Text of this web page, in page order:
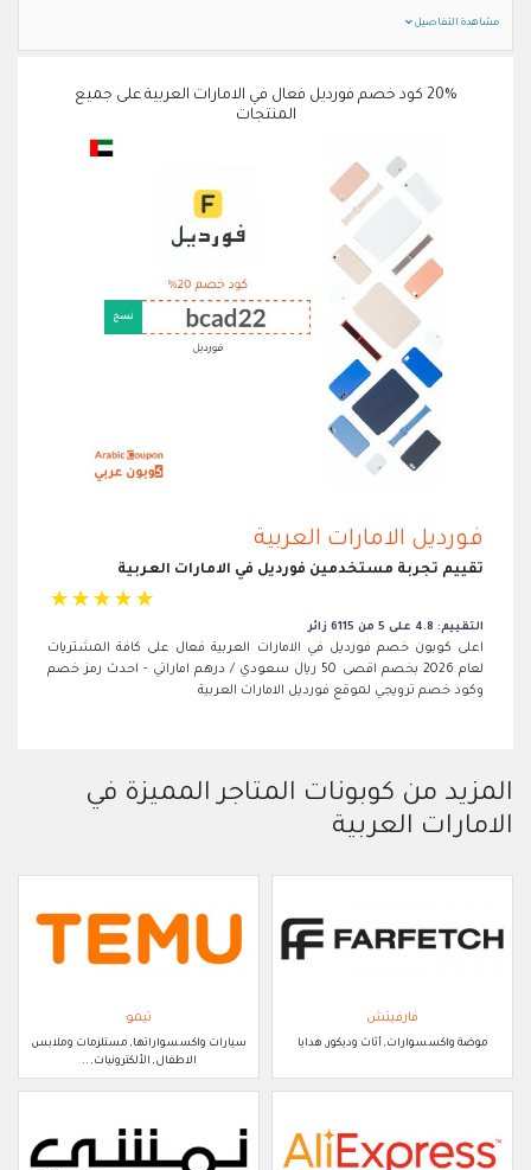
مشاهدة التفاصيل
20% كود خصم فورديل فعال في الامارات العربية على جميع
المنتجات
فورديل الامارات العربية
تقييم تجربة مستخدمين فورديل في الامارات العربية
☆ ☆ ☆ ☆ ☆
التقييم: 4.8 على 5 من 6115 زائر
اعلى كوبون خصم فورديل في الامارات العربية فعال على كافة المشتريات
لعام 2026 بخصم اقصى 50 ريال سعودي / درهم اماراتي - احدث رمز خصم
وكود خصم ترويجي لموقع فورديل الامارات العربية
المزيد من كوبونات المتاجر المميزة في
الامارات العربية
فارفيتش
موضة واكسسوارات, أثاث وديكور, هدايا
تيمو
سيارات واكسسواراتها, مستلزمات وملابس
الاطفال, الألكترونيات, ..